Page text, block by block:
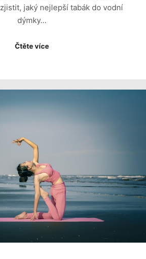
jaký nejlepší tabák do vodní
dýmky…
Čtěte více